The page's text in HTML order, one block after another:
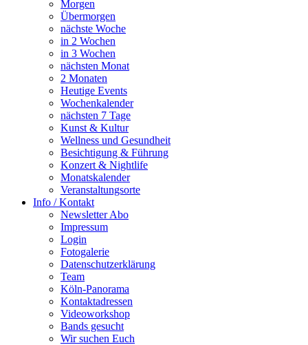
Morgen
Übermorgen
nächste Woche
in 2 Wochen
in 3 Wochen
nächsten Monat
2 Monaten
Heutige Events
Wochenkalender
nächsten 7 Tage
Kunst & Kultur
Wellness und Gesundheit
Besichtigung & Führung
Konzert & Nightlife
Monatskalender
Veranstaltungsorte
Info / Kontakt
Newsletter Abo
Impressum
Login
Fotogalerie
Datenschutzerklärung
Team
Köln-Panorama
Kontaktadressen
Videoworkshop
Bands gesucht
Wir suchen Euch